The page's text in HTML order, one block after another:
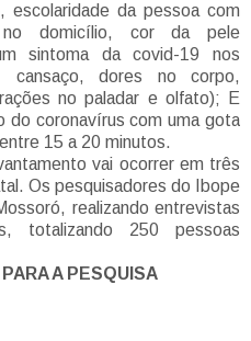
escolaridade da pessoa com
domicílio, cor da pele
sintoma da covid-19 nos
cansaço, dores no corpo,
no paladar e olfato); E
do coronavírus com uma gota
15 a 20 minutos.
vai ocorrer em três
Os pesquisadores do Ibope
realizando entrevistas
totalizando 250 pessoas
A PESQUISA